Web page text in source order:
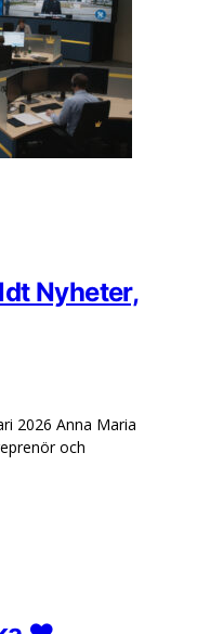
Nyheter,
2026 Anna Maria
och